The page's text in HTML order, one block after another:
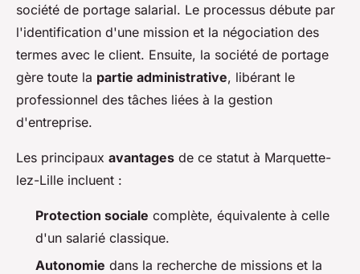
société de portage salarial. Le processus débute par
l'identification d'une mission et la négociation des
termes avec le client. Ensuite, la société de portage
gère toute la partie administrative, libérant le
professionnel des tâches liées à la gestion
d'entreprise.
Les principaux avantages de ce statut à Marquette-
lez-Lille incluent :
Protection sociale complète, équivalente à celle
d'un salarié classique.
Autonomie dans la recherche de missions et la